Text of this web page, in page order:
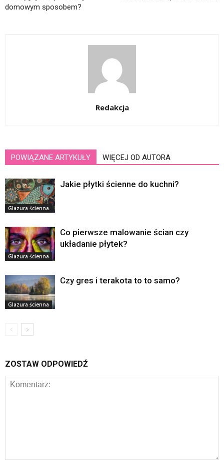
domowym sposobem?
Redakcja
POWIĄZANE ARTYKUŁY WIĘCEJ OD AUTORA
Glazura ścienna
Jakie płytki ścienne do kuchni?
Glazura ścienna
Co pierwsze malowanie ścian czy
układanie płytek?
Glazura ścienna
Czy gres i terakota to to samo?
ZOSTAW ODPOWIEDŹ